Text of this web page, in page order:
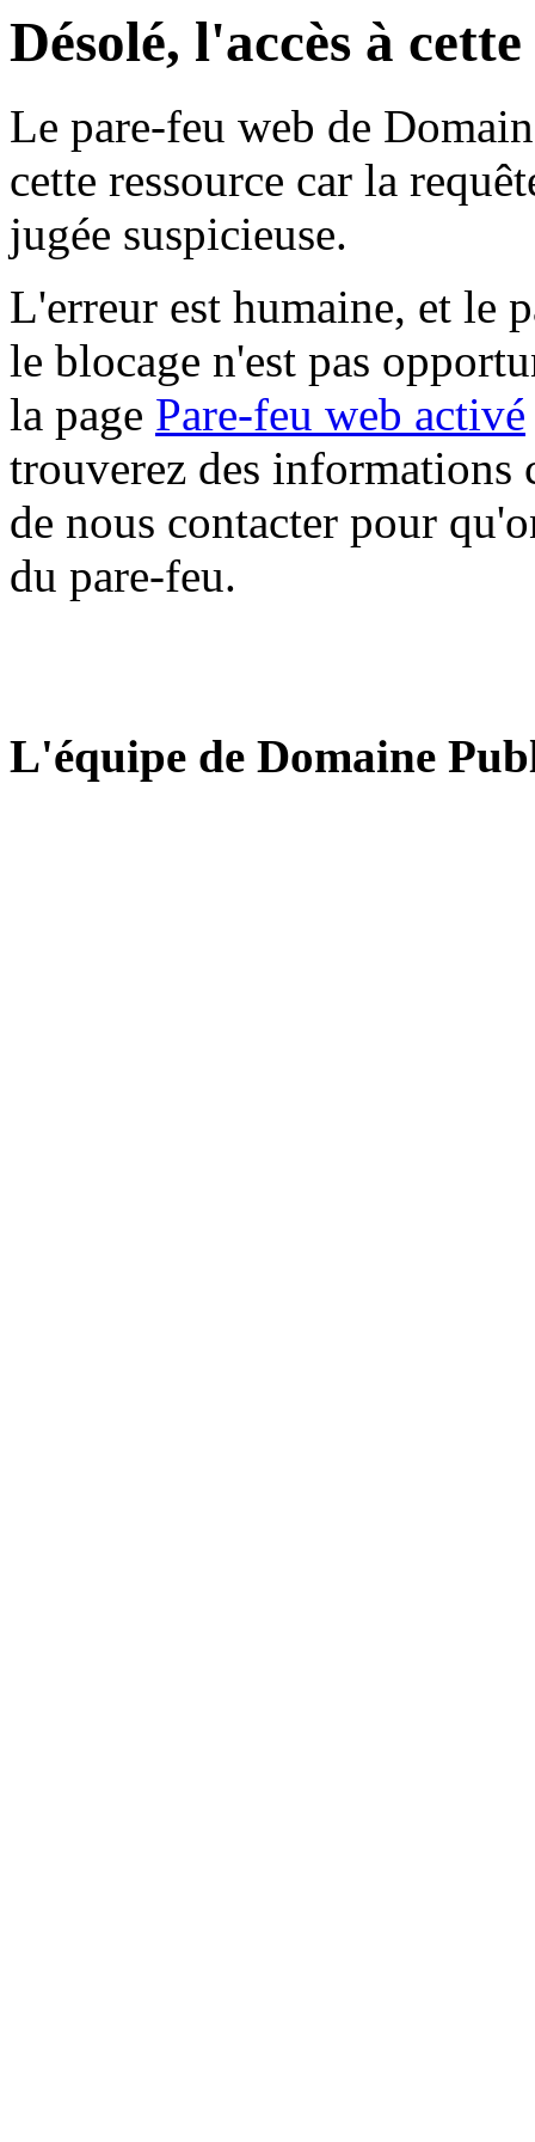
Désolé, l'accès à
Le pare-feu web de
cette ressource car la
jugée suspicieuse.
L'erreur est humaine, et le
le blocage n'est pas
la page Pare-feu web activé
trouverez des informations
de nous contacter pour
du pare-feu.
L'équipe de Domaine